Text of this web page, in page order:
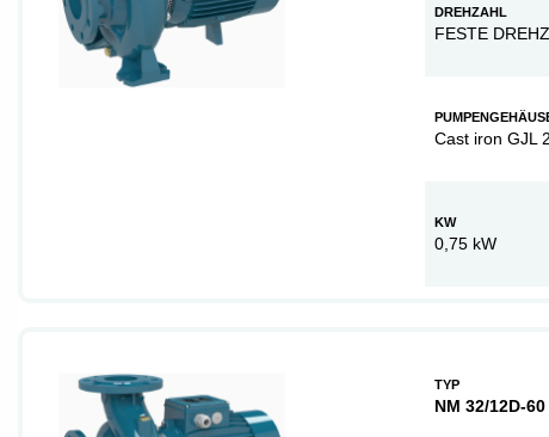
DREHZAHL
FESTE
Cast iron GJL
KW
0,75 kW
TYP
NM 32/12D-60